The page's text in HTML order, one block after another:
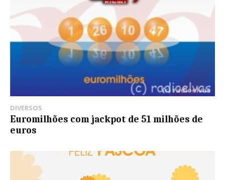
DIVERSOS
Euromilhões com jackpot de 51 milhões de
euros